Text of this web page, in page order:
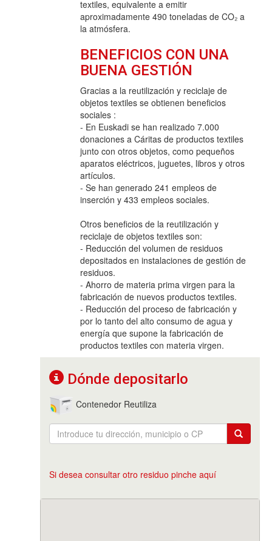
textiles, equivalente a emitir
aproximadamente 490 toneladas de CO₂ a
la atmósfera.
BENEFICIOS CON UNA
BUENA GESTIÓN
Gracias a la reutilización y reciclaje de
objetos textiles se obtienen beneficios
sociales :
- En Euskadi se han realizado 7.000
donaciones a Cáritas de productos textiles
junto con otros objetos, como pequeños
aparatos eléctricos, juguetes, libros y otros
artículos.
- Se han generado 241 empleos de
inserción y 433 empleos sociales.
Otros beneficios de la reutilización y
reciclaje de objetos textiles son:
- Reducción del volumen de residuos
depositados en instalaciones de gestión de
residuos.
- Ahorro de materia prima virgen para la
fabricación de nuevos productos textiles.
- Reducción del proceso de fabricación y
por lo tanto del alto consumo de agua y
energía que supone la fabricación de
productos textiles con materia virgen.
Dónde depositarlo
Contenedor Reutiliza
Si desea consultar otro residuo pinche aquí